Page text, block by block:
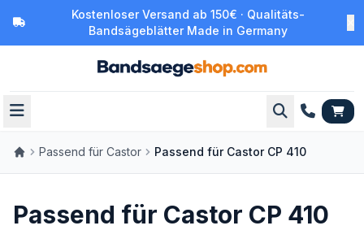
Kostenloser Versand ab 150€ · Qualitäts-
Bandsägeblätter Made in Germany
Passend für Castor Passend für Castor CP 410
Passend für Castor CP 410